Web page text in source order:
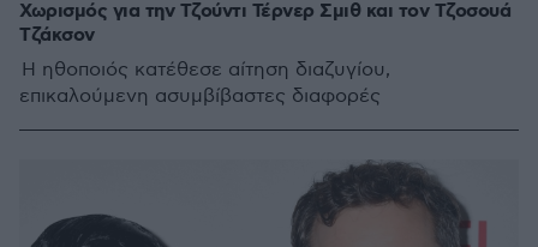
Χωρισμός για την Τζούντι Τέρνερ Σμιθ και τον Τζοσουά
Τζάκσον
Η ηθοποιός κατέθεσε αίτηση διαζυγίου,
επικαλούμενη ασυμβίβαστες διαφορές